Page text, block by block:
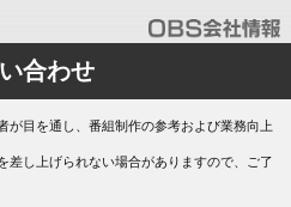
合わせ
が目を通し、番組制作の参考および業務向上
差し上げられない場合がありますので、ご了